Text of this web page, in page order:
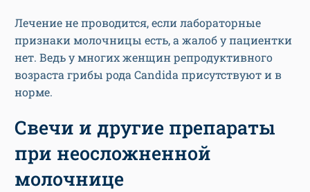
Лечение не проводится, если лабораторные
признаки молочницы есть, а жалоб у пациентки
нет. Ведь у многих женщин репродуктивного
возраста грибы рода Candida присутствуют и в
норме.
Свечи и другие препараты
при неосложненной
молочнице